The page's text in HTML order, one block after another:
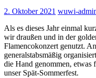
2. Oktober 2021 wuwi-
Als es dieses Jahr einmal
wir draußen und in der
Flamencokonzert genutzt.
generalstabsmäßig
die Hand genommen,
unser Spät-Sommerfest.